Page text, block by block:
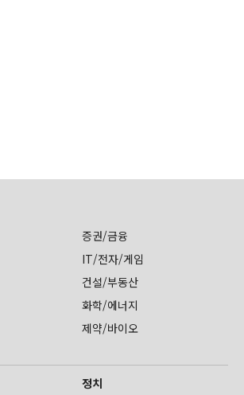
증권/금융
IT/전자/게임
건설/부동산
화학/에너지
제약/바이오
정치